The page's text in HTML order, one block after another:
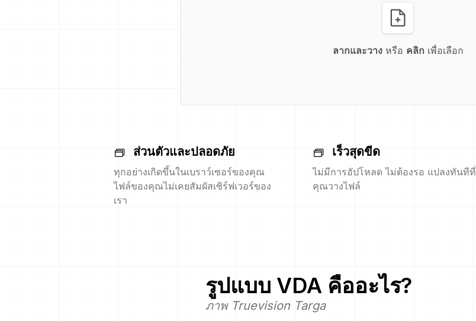
ลากและวางหรือ คลิก เพื่อเลือก
ส่วนตัวและปลอดภัย
ทุกอย่างเกิดขึ้นในเบราว์เซอร์ของคุณ
ไฟล์ของคุณไม่เคยสัมผัสเซิร์ฟเวอร์ของ
เรา
เร็วสุดขีด
ไม่มีการอัปโหลด ไม่ต้องรอ แปลงทันทีที่
คุณวางไฟล์
รูปแบบ VDA คืออะไร?
ภาพ Truevision Targa